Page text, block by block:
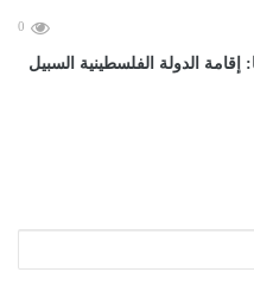
0
الدولة الفلسطينية السبيل